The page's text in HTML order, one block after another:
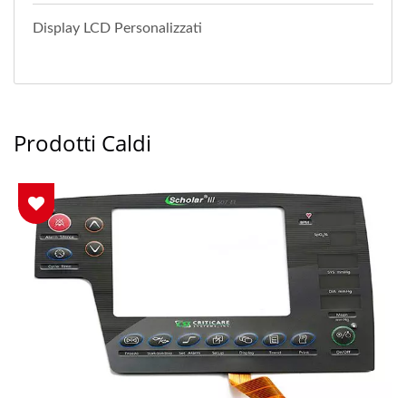
Display LCD Personalizzati
Prodotti Caldi